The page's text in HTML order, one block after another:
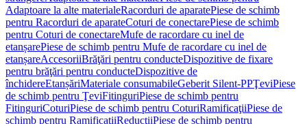
Adaptoare la alte materialeRacorduri de aparatePiese de schimb
pentru Racorduri de aparateCoturi de conectarePiese de schimb
pentru Coturi de conectareMufe de racordare cu inel de
etanșarePiese de schimb pentru Mufe de racordare cu inel de
etanșareAccesoriiBrăţări pentru conducteDispozitive de fixare
pentru brăţări pentru conducteDispozitive de
închidereEtanșăriMateriale consumabileGeberit Silent-PPŢeviPiese
de schimb pentru ŢeviFitinguriPiese de schimb pentru
FitinguriCoturiPiese de schimb pentru CoturiRamificaţiiPiese de
schimb pentru RamificaţiiReducţiiPiese de schimb pentru